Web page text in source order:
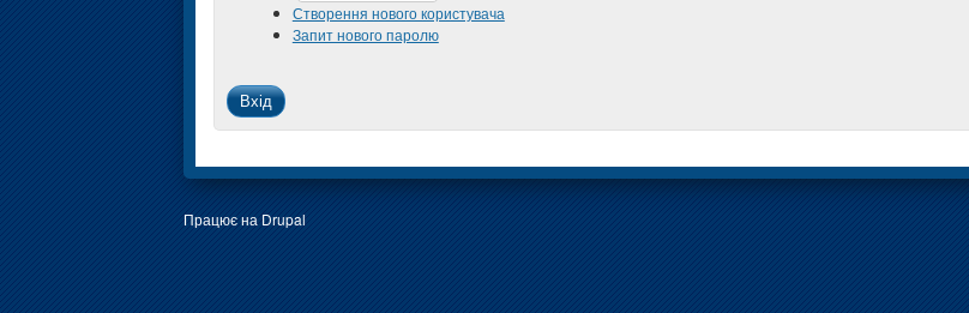
Створення нового користувача
Запит нового паролю
Працює на Drupal